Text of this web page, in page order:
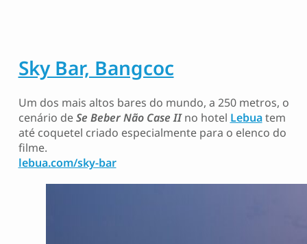
Sky Bar, Bangcoc
Um dos mais altos bares do mundo, a 250 metros, o
cenário deSe Beber Não Case IIno hotel Lebuatem
até coquetel criado especialmente para o elenco do
filme.
lebua.com/sky-bar